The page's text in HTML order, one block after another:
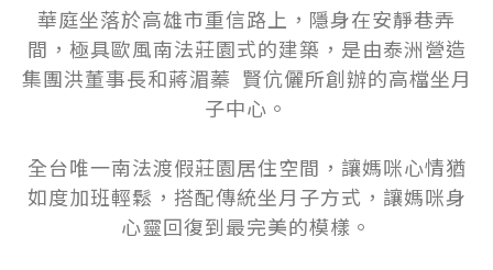
華庭坐落於高雄市重信路上，隱身在安靜巷弄
間，極具歐風南法莊園式的建築，是由泰洲營造
集團洪董事長和蔣湄蓁  賢伉儷所創辦的高檔坐月
子中心。
全台唯一南法渡假莊園居住空間，讓媽咪心情猶
如度加班輕鬆，搭配傳統坐月子方式，讓媽咪身
心靈回復到最完美的模樣。